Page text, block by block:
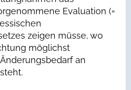
Evaluation (=
zeigen müsse, wo
möglichst
an